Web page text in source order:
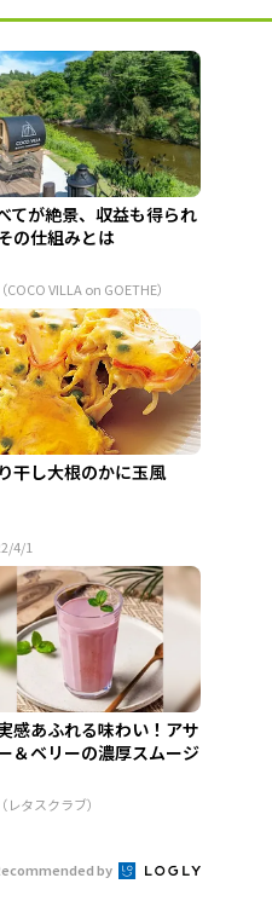
てが絶景、収益も得られ
の仕組みとは
COCO VILLA on GOETHE）
干し大根のかに玉風
4/1
感あふれる味わい！アサ
＆ベリーの濃厚スムージ
レタスクラブ）
by